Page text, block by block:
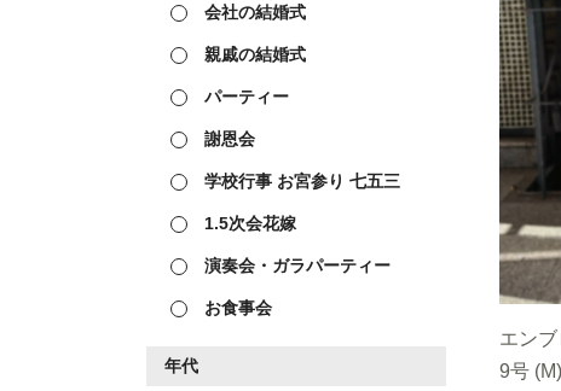
会社の結婚式
親戚の結婚式
パーティー
謝恩会
学校行事 お宮参り 七五三
1.5次会花嫁
演奏会・ガラパーティー
お食事会
年代
エン
9号 (M)